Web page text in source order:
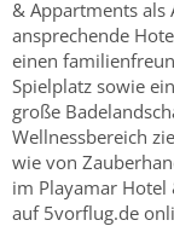
& Appartments als
ansprechende
einen
Spielplatz sowie
große
Wellnessbereich
wie von
im Playamar
auf 5vorflug.de